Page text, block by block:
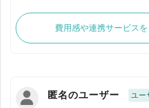
費用感や連携サービス
匿名のユーザー ユー